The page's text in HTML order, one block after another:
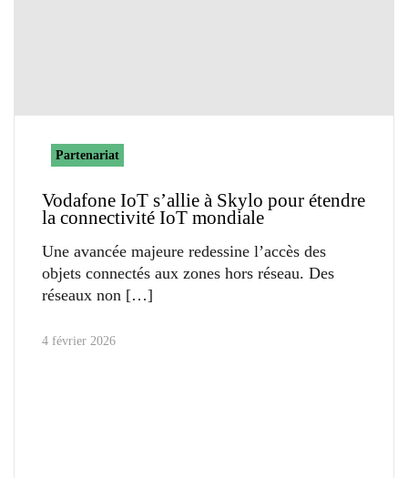
Partenariat
Vodafone IoT s’allie à Skylo pour étendre
la connectivité IoT mondiale
Une avancée majeure redessine l’accès des
objets connectés aux zones hors réseau. Des
réseaux non
4 février 2026